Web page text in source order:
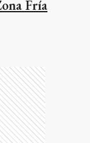
Fría